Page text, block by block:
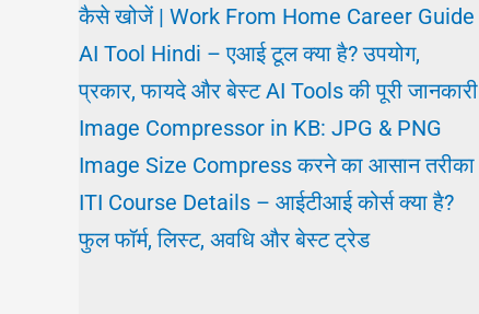
job
कैसे खोजें | Work From Home Career Guide
AI Tool Hindi – एआई टूल क्या है? उपयोग,
प्रकार, फायदे और बेस्ट AI Tools की पूरी जानकारी
Image Compressor in KB: JPG & PNG
Image Size Compress करने का आसान तरीका
ITI Course Details – आईटीआई कोर्स क्या है?
फुल फॉर्म, लिस्ट, अवधि और बेस्ट ट्रेड